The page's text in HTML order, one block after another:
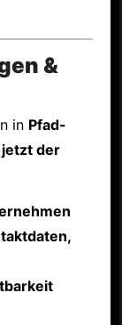
&
in Pfad-
jetzt der